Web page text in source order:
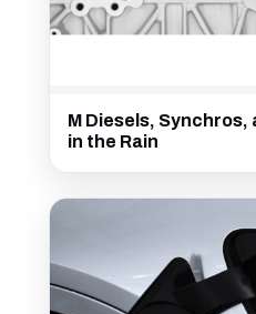
M Diesels, Synchros,
in the Rain